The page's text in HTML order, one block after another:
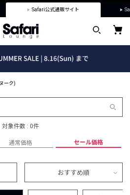
Safari公式通販サイト
ーク)
対象件数 : 0件
通常価格 セール価格
おすすめ順